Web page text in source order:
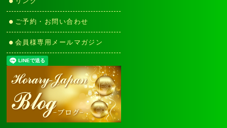
ご予約・お問い合わせ
会員様専用メールマガジン